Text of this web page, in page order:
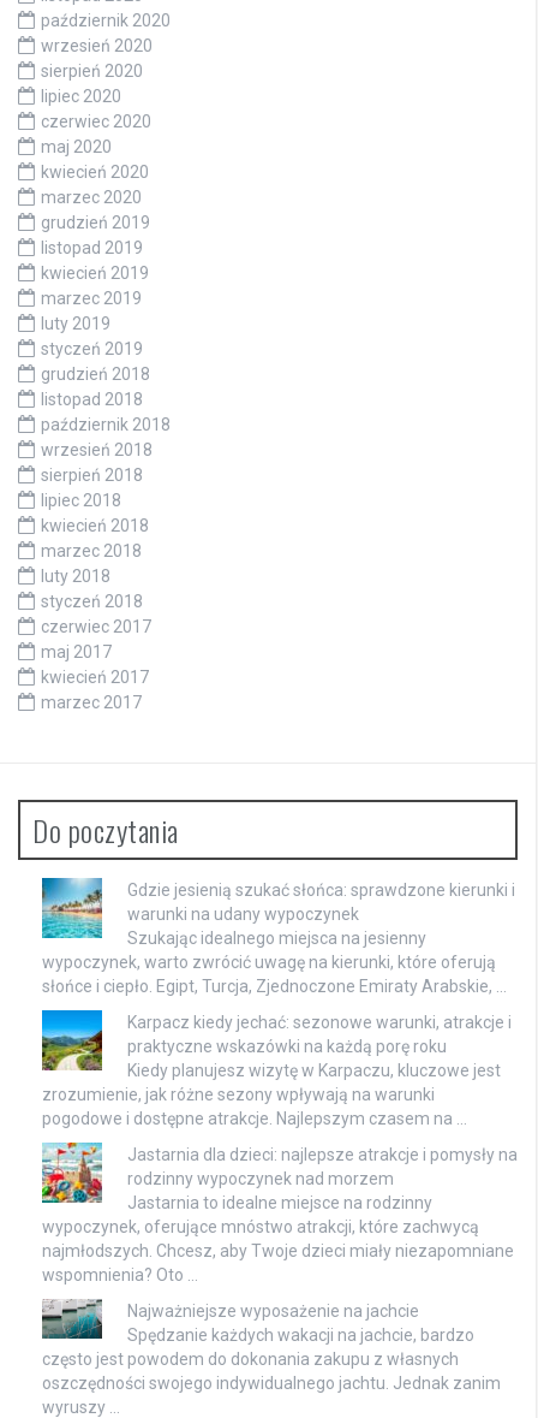
październik 2020
wrzesień 2020
sierpień 2020
lipiec 2020
czerwiec 2020
maj 2020
kwiecień 2020
marzec 2020
grudzień 2019
listopad 2019
kwiecień 2019
marzec 2019
luty 2019
styczeń 2019
grudzień 2018
listopad 2018
październik 2018
wrzesień 2018
sierpień 2018
lipiec 2018
kwiecień 2018
marzec 2018
luty 2018
styczeń 2018
czerwiec 2017
maj 2017
kwiecień 2017
marzec 2017
Do poczytania
Gdzie jesienią szukać słońca: sprawdzone kierunki i
warunki na udany wypoczynek
Szukając idealnego miejsca na jesienny
wypoczynek, warto zwrócić uwagę na kierunki, które oferują
słońce i ciepło. Egipt, Turcja, Zjednoczone Emiraty Arabskie, …
Karpacz kiedy jechać: sezonowe warunki, atrakcje i
praktyczne wskazówki na każdą porę roku
Kiedy planujesz wizytę w Karpaczu, kluczowe jest
zrozumienie, jak różne sezony wpływają na warunki
pogodowe i dostępne atrakcje. Najlepszym czasem na …
Jastarnia dla dzieci: najlepsze atrakcje i pomysły na
rodzinny wypoczynek nad morzem
Jastarnia to idealne miejsce na rodzinny
wypoczynek, oferujące mnóstwo atrakcji, które zachwycą
najmłodszych. Chcesz, aby Twoje dzieci miały niezapomniane
wspomnienia? Oto …
Najważniejsze wyposażenie na jachcie
Spędzanie każdych wakacji na jachcie, bardzo
często jest powodem do dokonania zakupu z własnych
oszczędności swojego indywidualnego jachtu. Jednak zanim
wyruszy …